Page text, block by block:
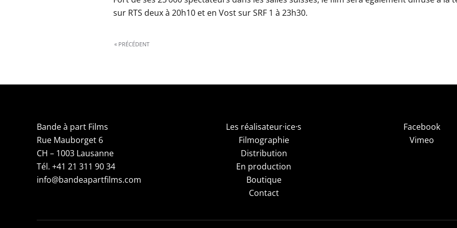
sur RTS deux à 20h10 et en Vost sur SRF 1 à 23h30.
« PRÉCÉDENT
Bande à part Films
Rue Mauborget 6
CH – 1003 Lausanne
Tél. +41 21 311 90 34
info@bandeapartfilms.com
Les réalisateur·ice·s
Filmographie
Distribution
En production
Boutique
Contact
Facebook
Vimeo